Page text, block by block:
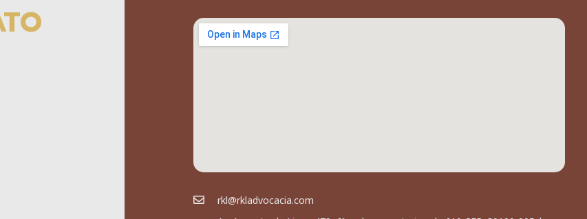
rkl@rkladvocacia.com